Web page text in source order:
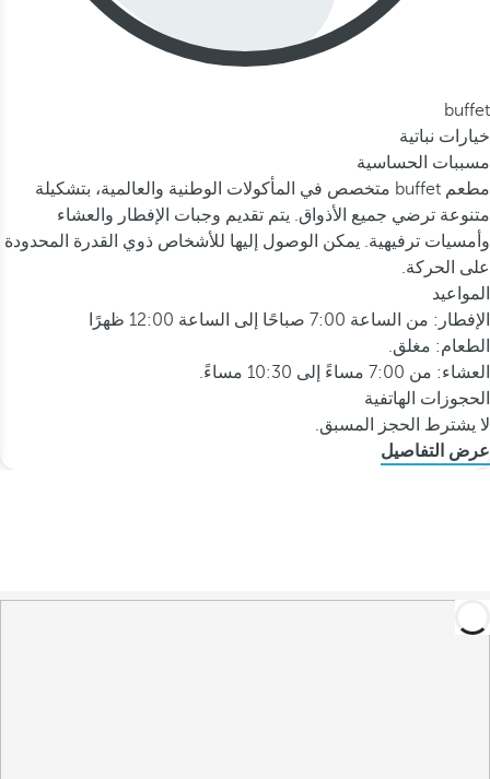
buffet
خيارات نباتية
مسببات الحساسية
مطعم buffet متخصص في المأكولات الوطنية والعالمية، بتشكيلة
متنوعة ترضي جميع الأذواق. يتم تقديم وجبات الإفطار والعشاء
وأمسيات ترفيهية. يمكن الوصول إليها للأشخاص ذوي القدرة المحدودة
على الحركة.
المواعيد
الإفطار: من الساعة 7:00 صباحًا إلى الساعة 12:00 ظهرًا
الطعام: مغلق.
العشاء: من 7:00 مساءً إلى 10:30 مساءً.
الحجوزات الهاتفية
لا يشترط الحجز المسبق.
عرض التفاصيل